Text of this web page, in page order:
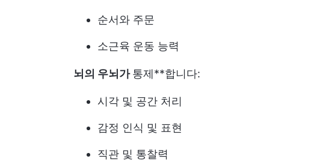
순서와 주문
소근육 운동 능력
뇌의 우뇌가통제**합니다:
시각 및 공간 처리
감정 인식 및 표현
직관 및 통찰력